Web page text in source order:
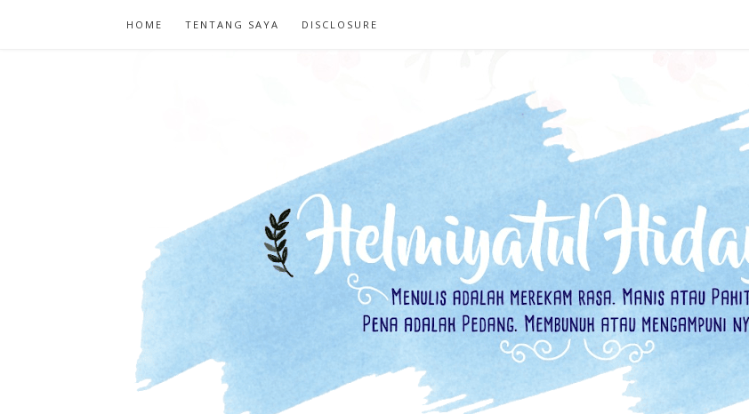
HOME TENTANG SAYA DISCLOSURE